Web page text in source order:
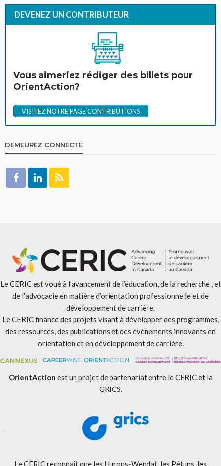
DEVENEZ UN CONTRIBUTEUR
Vous aimeriez rédiger des billets pour
OrientAction?
VISITEZ NOTRE PAGE CONTRIBUTIONS
DEMEUREZ CONNECTÉ
Le CERIC est voué à l’avancement de l’éducation, de la recherche , et
de l’advocacie en matière d’orientation professionnelle et de
développement de carrière.
Le CERIC finance des projets visant à développer des programmes,
des ressources, des publications et des événements innovants en
orientation et en développement de carrière.
OrientAction est un projet de partenariat entre le CERIC et la
GRICS.
Le CERIC reconnaît que les Hurons-Wendat, les Pétuns, les